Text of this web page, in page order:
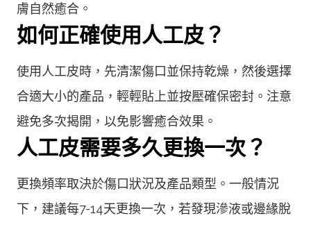
膚自然癒合。
如何正確使用人工皮？
使用人工皮時，先清潔傷口並保持乾燥，然後選擇
合適大小的產品，輕輕貼上並按壓確保密封。注意
避免多次揭開，以免影響癒合效果。
人工皮需要多久更換一次？
更換頻率取決於傷口狀況及產品類型。一般情況
下，建議每7-14天更換一次，若發現滲液或邊緣脫